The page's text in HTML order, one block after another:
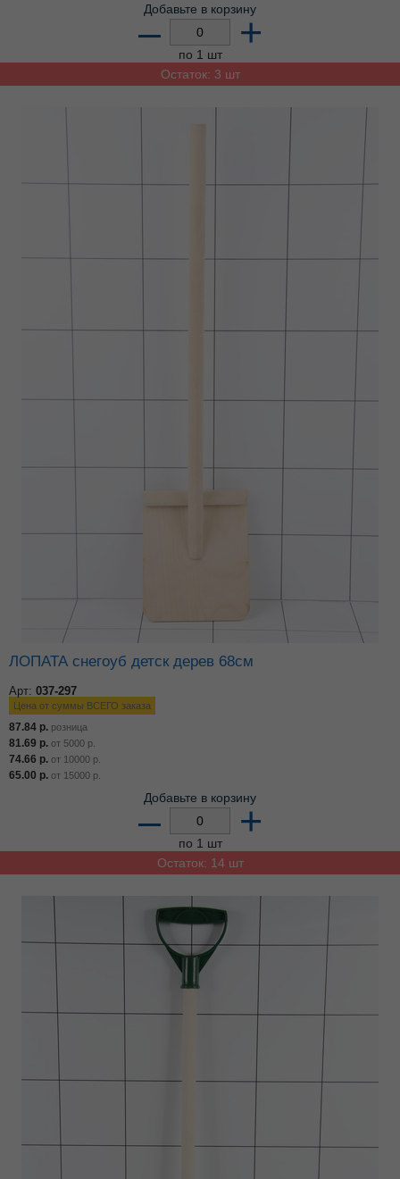
Добавьте в корзину
– +
по 1 шт
Остаток: 3 шт
ЛОПАТА снегоуб детск дерев 68см
Арт: 037-297
Цена от суммы ВСЕГО заказа
87.84 р. розница
81.69 р. от 5000 р.
74.66 р. от 10000 р.
65.00 р. от 15000 р.
Добавьте в корзину
– +
по 1 шт
Остаток: 14 шт